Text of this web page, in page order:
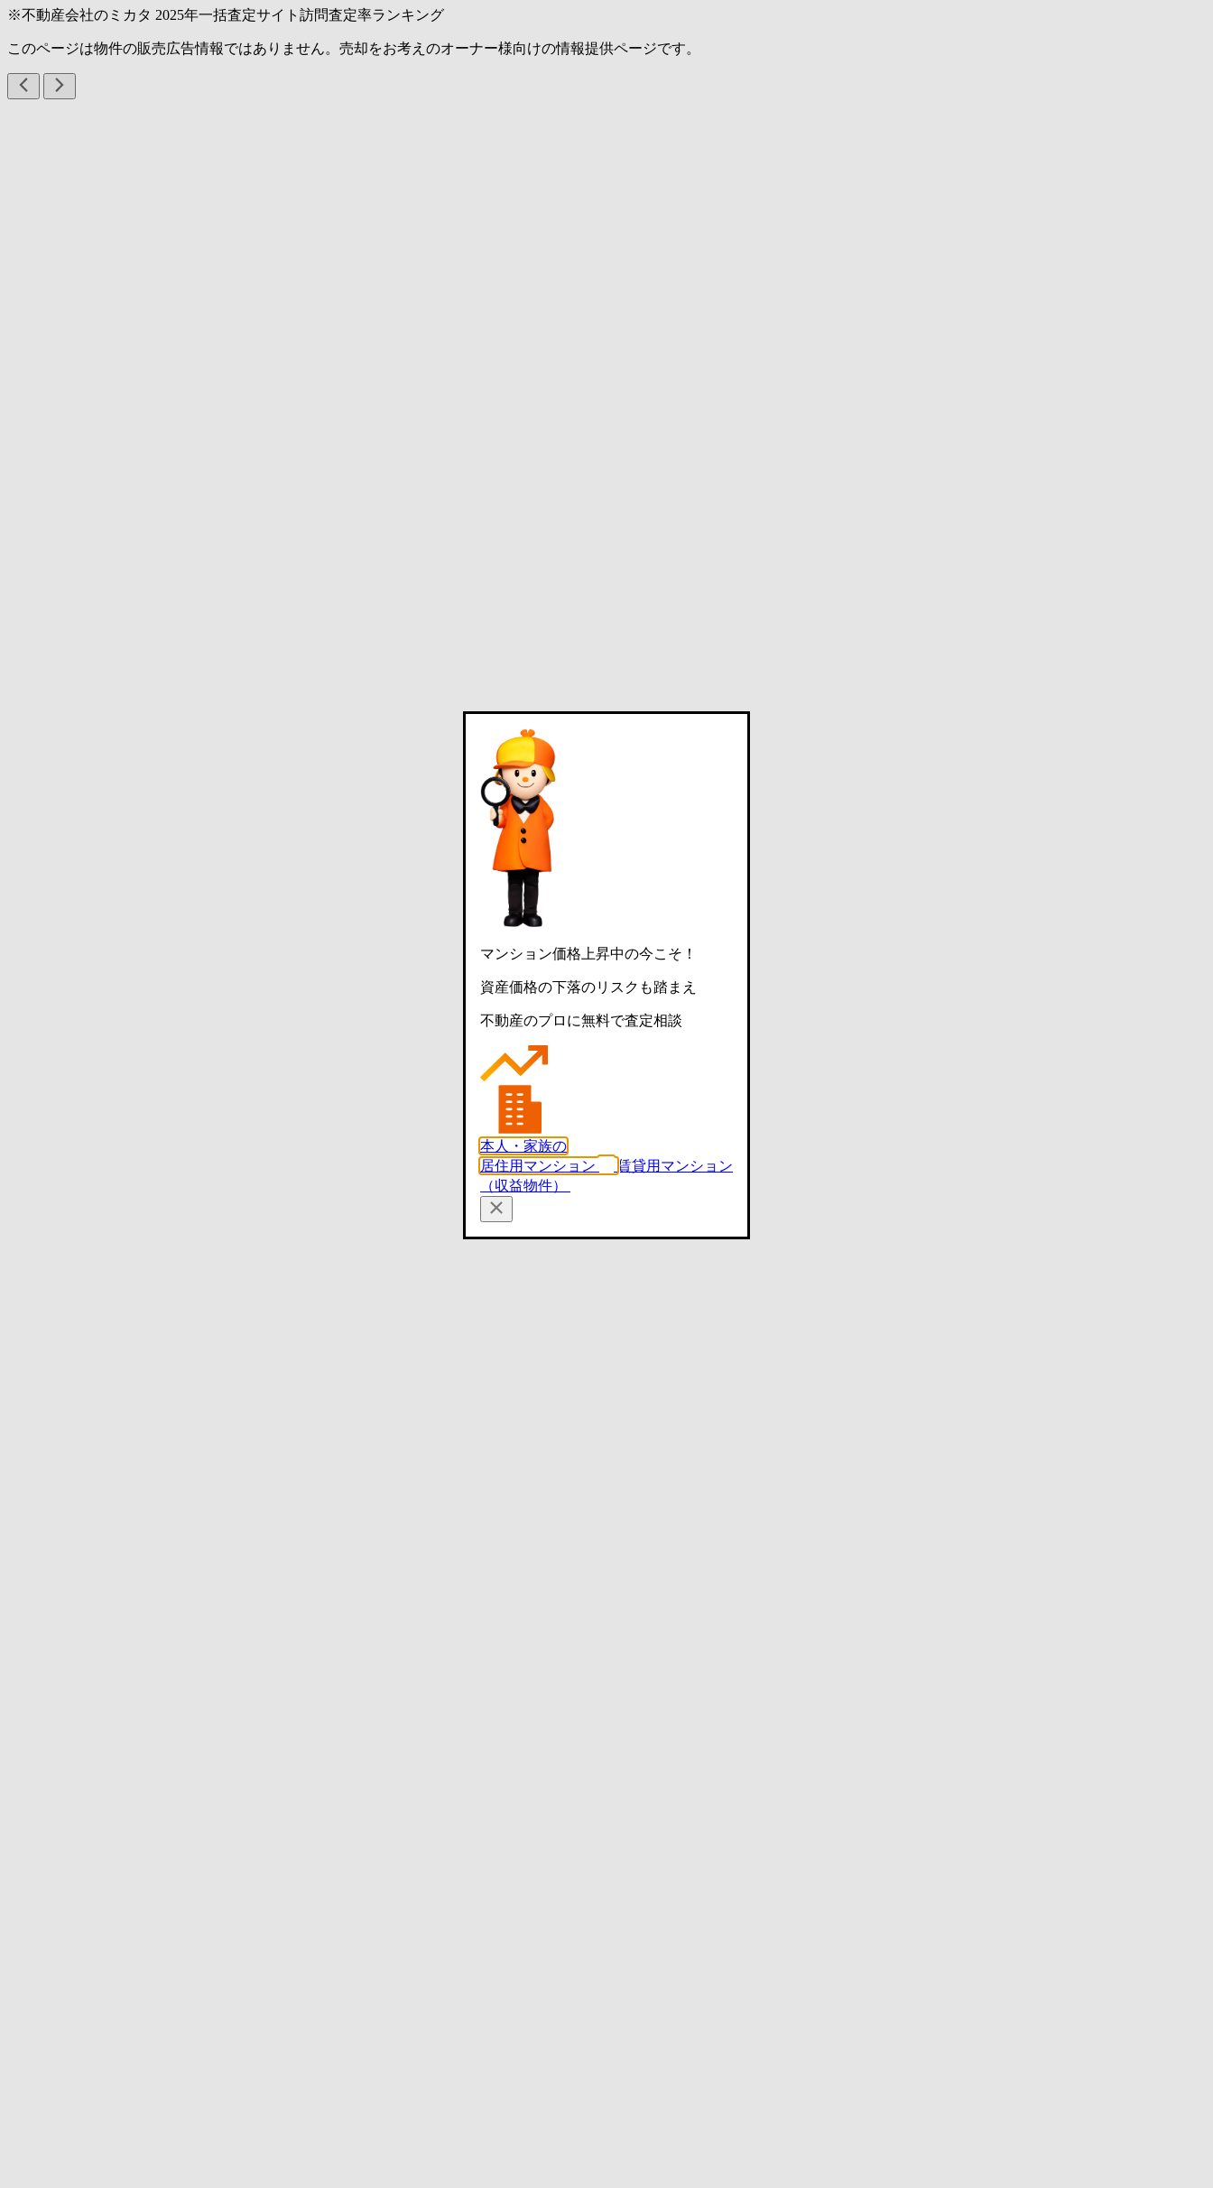
※不動産会社のミカタ 2025年一括査定サイト訪問査定率ランキング
このページは物件の販売広告情報ではありません。売却をお考えのオーナー様向けの情報提供ページです。
マンション価格上昇中の今こそ！
資産価格の下落のリスクも踏まえ
不動産のプロに無料で査定相談
本人・家族の
居住用マンション
賃貸用マンション
（収益物件）